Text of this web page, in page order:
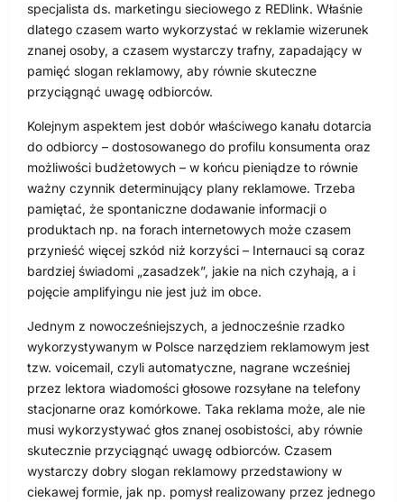
specjalista ds. marketingu sieciowego z REDlink. Właśnie
dlatego czasem warto wykorzystać w reklamie wizerunek
znanej osoby, a czasem wystarczy trafny, zapadający w
pamięć slogan reklamowy, aby równie skuteczne
przyciągnąć uwagę odbiorców.
Kolejnym aspektem jest dobór właściwego kanału dotarcia
do odbiorcy – dostosowanego do profilu konsumenta oraz
możliwości budżetowych – w końcu pieniądze to równie
ważny czynnik determinujący plany reklamowe. Trzeba
pamiętać, że spontaniczne dodawanie informacji o
produktach np. na forach internetowych może czasem
przynieść więcej szkód niż korzyści – Internauci są coraz
bardziej świadomi „zasadzek”, jakie na nich czyhają, a i
pojęcie amplifyingu nie jest już im obce.
Jednym z nowocześniejszych, a jednocześnie rzadko
wykorzystywanym w Polsce narzędziem reklamowym jest
tzw. voicemail, czyli automatyczne, nagrane wcześniej
przez lektora wiadomości głosowe rozsyłane na telefony
stacjonarne oraz komórkowe. Taka reklama może, ale nie
musi wykorzystywać głos znanej osobistości, aby równie
skutecznie przyciągnąć uwagę odbiorców. Czasem
wystarczy dobry slogan reklamowy przedstawiony w
ciekawej formie, jak np. pomysł realizowany przez jednego